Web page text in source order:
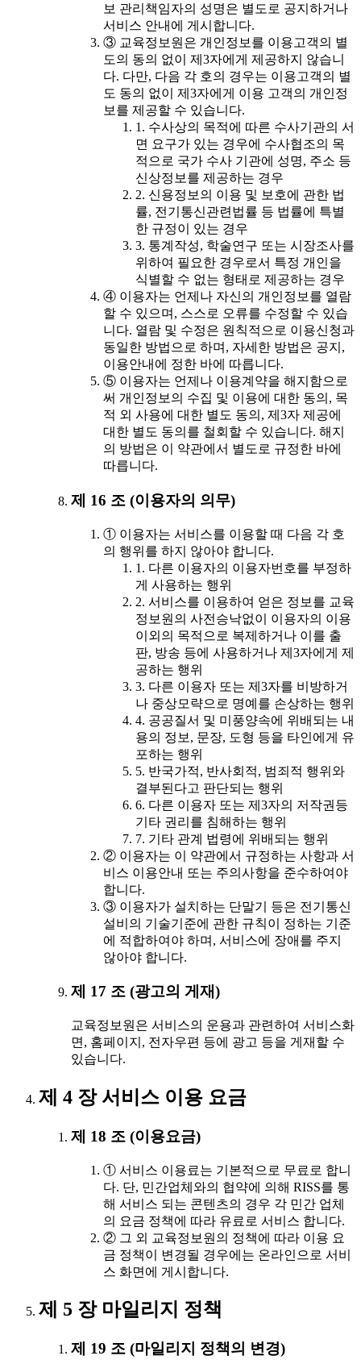
보 관리책임자의 성명은 별도로 공지하거나
서비스 안내에 게시합니다.
③ 교육정보원은 개인정보를 이용고객의 별
도의 동의 없이 제3자에게 제공하지 않습니
다. 다만, 다음 각 호의 경우는 이용고객의 별
도 동의 없이 제3자에게 이용 고객의 개인정
보를 제공할 수 있습니다.
1. 수사상의 목적에 따른 수사기관의 서
면 요구가 있는 경우에 수사협조의 목
적으로 국가 수사 기관에 성명, 주소 등
신상정보를 제공하는 경우
2. 신용정보의 이용 및 보호에 관한 법
률, 전기통신관련법률 등 법률에 특별
한 규정이 있는 경우
3. 통계작성, 학술연구 또는 시장조사를
위하여 필요한 경우로서 특정 개인을
식별할 수 없는 형태로 제공하는 경우
④ 이용자는 언제나 자신의 개인정보를 열람
할 수 있으며, 스스로 오류를 수정할 수 있습
니다. 열람 및 수정은 원칙적으로 이용신청과
동일한 방법으로 하며, 자세한 방법은 공지,
이용안내에 정한 바에 따릅니다.
⑤ 이용자는 언제나 이용계약을 해지함으로
써 개인정보의 수집 및 이용에 대한 동의, 목
적 외 사용에 대한 별도 동의, 제3자 제공에
대한 별도 동의를 철회할 수 있습니다. 해지
의 방법은 이 약관에서 별도로 규정한 바에
따릅니다.
제 16 조 (이용자의 의무)
① 이용자는 서비스를 이용할 때 다음 각 호
의 행위를 하지 않아야 합니다.
1. 다른 이용자의 이용자번호를 부정하
게 사용하는 행위
2. 서비스를 이용하여 얻은 정보를 교육
정보원의 사전승낙없이 이용자의 이용
이외의 목적으로 복제하거나 이를 출
판, 방송 등에 사용하거나 제3자에게 제
공하는 행위
3. 다른 이용자 또는 제3자를 비방하거
나 중상모략으로 명예를 손상하는 행위
4. 공공질서 및 미풍양속에 위배되는 내
용의 정보, 문장, 도형 등을 타인에게 유
포하는 행위
5. 반국가적, 반사회적, 범죄적 행위와
결부된다고 판단되는 행위
6. 다른 이용자 또는 제3자의 저작권등
기타 권리를 침해하는 행위
7. 기타 관계 법령에 위배되는 행위
② 이용자는 이 약관에서 규정하는 사항과 서
비스 이용안내 또는 주의사항을 준수하여야
합니다.
③ 이용자가 설치하는 단말기 등은 전기통신
설비의 기술기준에 관한 규칙이 정하는 기준
에 적합하여야 하며, 서비스에 장애를 주지
않아야 합니다.
제 17 조 (광고의 게재)
교육정보원은 서비스의 운용과 관련하여 서비스화
면, 홈페이지, 전자우편 등에 광고 등을 게재할 수
있습니다.
제 4 장 서비스 이용 요금
제 18 조 (이용요금)
① 서비스 이용료는 기본적으로 무료로 합니
다. 단, 민간업체와의 협약에 의해 RISS를 통
해 서비스 되는 콘텐츠의 경우 각 민간 업체
의 요금 정책에 따라 유료로 서비스 합니다.
② 그 외 교육정보원의 정책에 따라 이용 요
금 정책이 변경될 경우에는 온라인으로 서비
스 화면에 게시합니다.
제 5 장 마일리지 정책
제 19 조 (마일리지 정책의 변경)